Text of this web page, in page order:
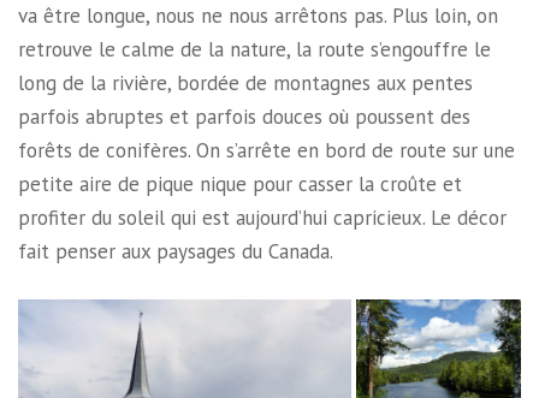
va être longue, nous ne nous arrêtons pas. Plus loin, on
retrouve le calme de la nature, la route s’engouffre le
long de la rivière, bordée de montagnes aux pentes
parfois abruptes et parfois douces où poussent des
forêts de conifères. On s’arrête en bord de route sur une
petite aire de pique nique pour casser la croûte et
profiter du soleil qui est aujourd’hui capricieux. Le décor
fait penser aux paysages du Canada.